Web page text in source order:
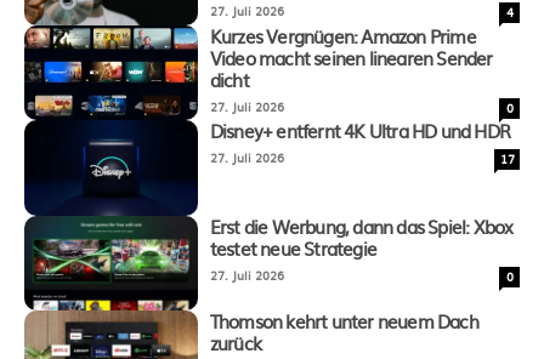
27. Juli 2026 4
Kurzes Vergnügen: Amazon Prime
Video macht seinen linearen Sender
dicht
27. Juli 2026 0
Disney+ entfernt 4K Ultra HD und HDR
27. Juli 2026 17
Erst die Werbung, dann das Spiel: Xbox
testet neue Strategie
27. Juli 2026 0
Thomson kehrt unter neuem Dach
zurück